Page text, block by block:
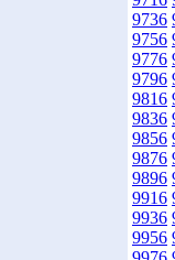
9736
9756
9776
9796
9816
9836
9856
9876
9896
9916
9936
9956